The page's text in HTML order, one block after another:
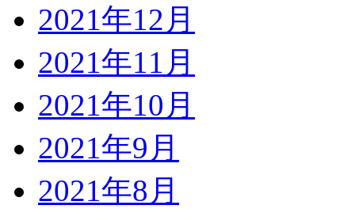
2021年12月
2021年11月
2021年10月
2021年9月
2021年8月